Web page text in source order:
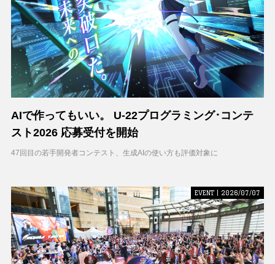
AIで作ってもいい。 U-22プログラミング･コンテ
スト2026 応募受付を開始
47回目の若手開発者コンテスト、生成AIの使い方も評価対象に
EVENT | 2026/07/07